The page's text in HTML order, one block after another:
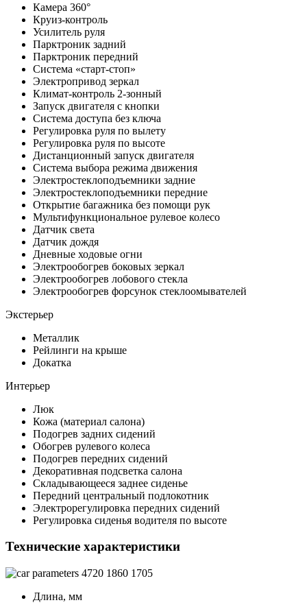
Камера 360°
Круиз-контроль
Усилитель руля
Парктроник задний
Парктроник передний
Система «старт-стоп»
Электропривод зеркал
Климат-контроль 2-зонный
Запуск двигателя с кнопки
Система доступа без ключа
Регулировка руля по вылету
Регулировка руля по высоте
Дистанционный запуск двигателя
Система выбора режима движения
Электростеклоподъемники задние
Электростеклоподъемники передние
Открытие багажника без помощи рук
Мультифункциональное рулевое колесо
Датчик света
Датчик дождя
Дневные ходовые огни
Электрообогрев боковых зеркал
Электрообогрев лобового стекла
Электрообогрев форсунок стеклоомывателей
Экстерьер
Металлик
Рейлинги на крыше
Докатка
Интерьер
Люк
Кожа (материал салона)
Подогрев задних сидений
Обогрев рулевого колеса
Подогрев передних сидений
Декоративная подсветка салона
Складывающееся заднее сиденье
Передний центральный подлокотник
Электрорегулировка передних сидений
Регулировка сиденья водителя по высоте
Технические характеристики
4720 1860 1705
Длина, мм